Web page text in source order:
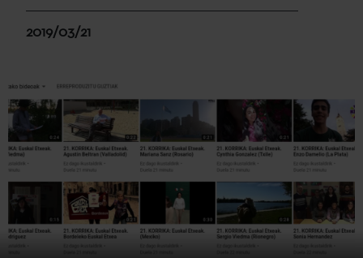
2019/03/21